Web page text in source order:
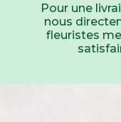
Pour une
nous
fleuristes